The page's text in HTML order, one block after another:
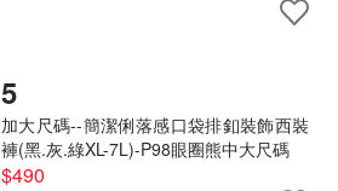
5
加大尺碼--簡潔俐落感口袋排釦裝飾西裝
褲(黑.灰.綠XL-7L)-P98眼圈熊中大尺碼
$490